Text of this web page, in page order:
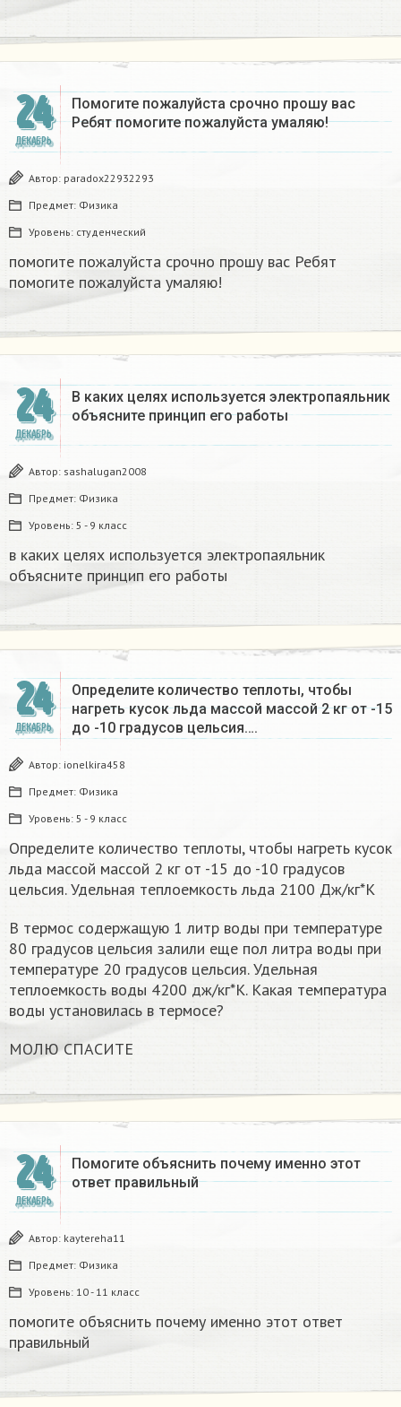
24
ДЕКАБРЬ
Помогите пожалуйста срочно прошу вас
Ребят помогите пожалуйста умаляю! ​
Автор: paradox22932293
Предмет: Физика
Уровень: студенческий
помогите пожалуйста срочно прошу вас Ребят
помогите пожалуйста умаляю! ​
24
ДЕКАБРЬ
В каких целях используется электропаяльник
объясните принцип его работы​
Автор: sashalugan2008
Предмет: Физика
Уровень: 5 - 9 класс
в каких целях используется электропаяльник
объясните принцип его работы​
24
ДЕКАБРЬ
Определите количество теплоты, чтобы
нагреть кусок льда массой массой 2 кг от -15
до -10 градусов цельсия….
Автор: ionelkira458
Предмет: Физика
Уровень: 5 - 9 класс
Определите количество теплоты, чтобы нагреть кусок
льда массой массой 2 кг от -15 до -10 градусов
цельсия. Удельная теплоемкость льда 2100 Дж/кг*К
В термос содержащую 1 литр воды при температуре
80 градусов цельсия залили еще пол литра воды при
температуре 20 градусов цельсия. Удельная
теплоемкость воды 4200 дж/кг*К. Какая температура
воды установилась в термосе?
МОЛЮ СПАСИТЕ
24
ДЕКАБРЬ
Помогите объяснить почему именно этот
ответ правильный
Автор: kaytereha11
Предмет: Физика
Уровень: 10 - 11 класс
помогите объяснить почему именно этот ответ
правильный